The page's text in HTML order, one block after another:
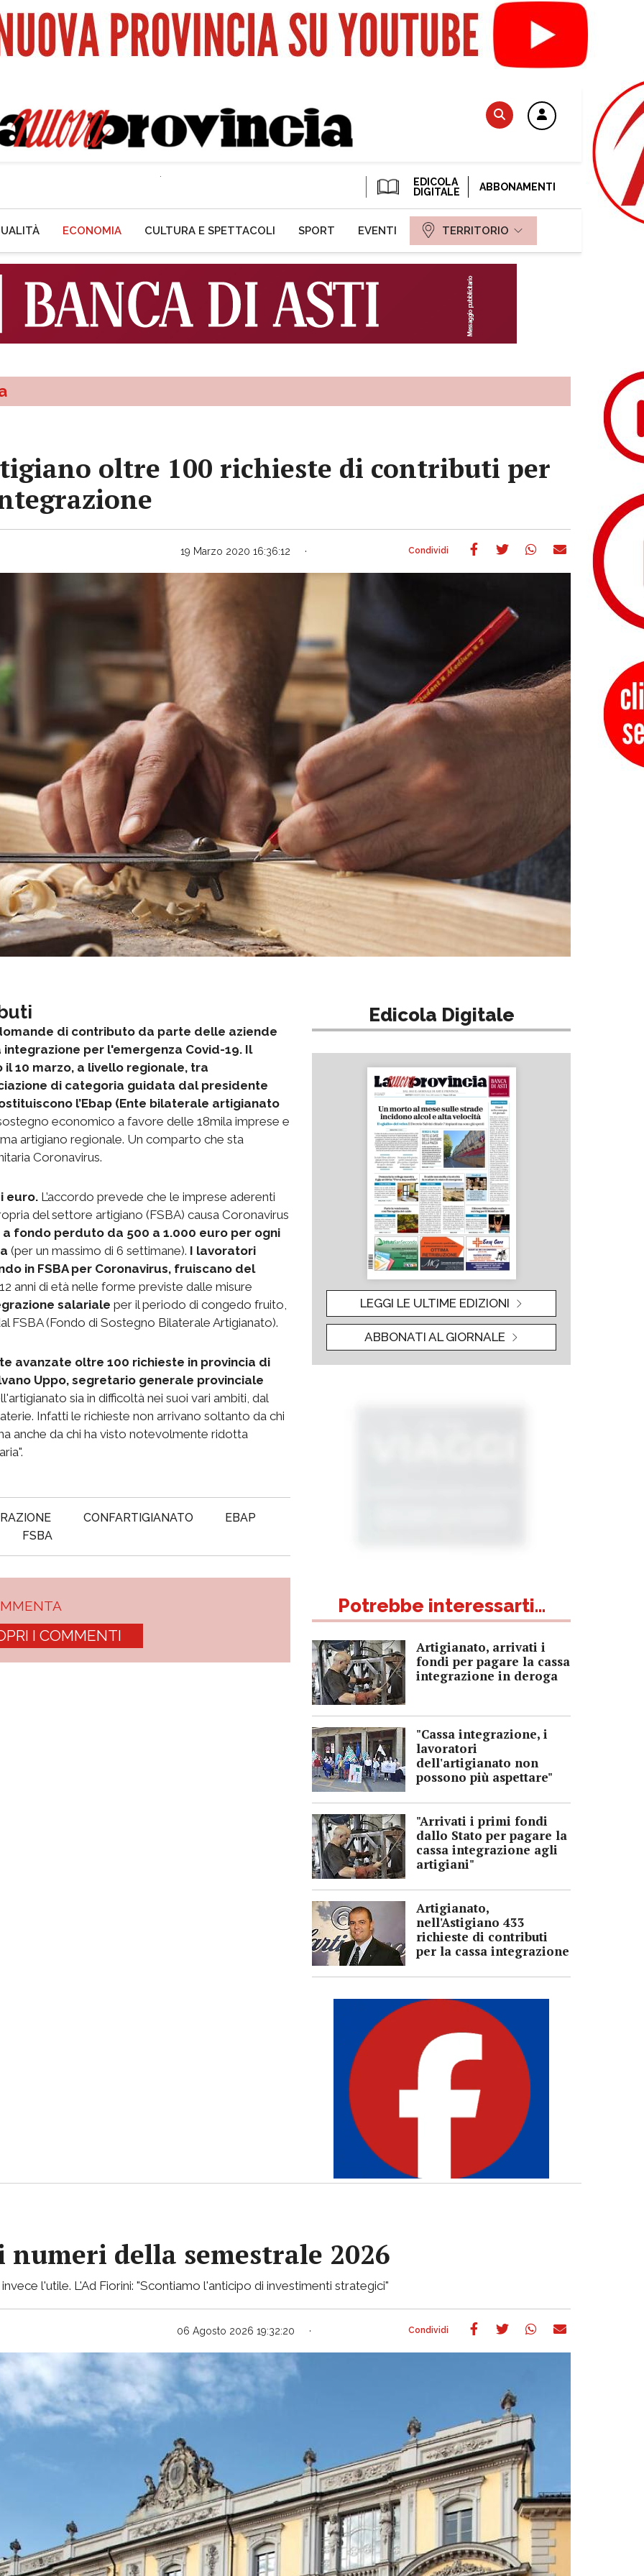
EDICOLA
DIGITALE
ABBONAMENTI
ECONOMIA CULTURA E SPETTACOLI SPORT EVENTI TERRITORIO
oltre 100 richieste di contributi per
19 Marzo 2020 16:36:12
di contributo da parte delle aziende
per l'emergenza Covid-19. Il
10 marzo, a livello regionale, tra
di categoria guidata dal presidente
l’Ebap (Ente bilaterale artigianato
economico a favore delle 18mila imprese e
artigiano regionale. Un comparto che sta
Coronavirus.
euro. L’accordo prevede che le imprese aderenti
del settore artigiano (FSBA) causa Coronavirus
fondo perduto da 500 a 1.000 euro per ogni
(per un massimo di 6 settimane). I lavoratori
in FSBA per Coronavirus, fruiscano del
anni di età nelle forme previste dalle misure
salariale per il periodo di congedo fruito,
FSBA (Fondo di Sostegno Bilaterale Artigianato).
avanzate oltre 100 richieste in provincia di
Uppo, segretario generale provinciale
sia in difficoltà nei suoi vari ambiti, dal
Infatti le richieste non arrivano soltanto da chi
anche da chi ha visto notevolmente ridotta
CONFARTIGIANATO
EBAP
FSBA
I COMMENTI
Edicola Digitale
LEGGI LE ULTIME EDIZIONI
ABBONATI AL GIORNALE
Potrebbe interessarti...
Artigianato, arrivati i
fondi per pagare la cassa
integrazione in deroga
"Cassa integrazione, i
lavoratori
dell'artigianato non
possono più aspettare"
"Arrivati i primi fondi
dallo Stato per pagare la
cassa integrazione agli
artigiani"
Artigianato,
nell'Astigiano 433
richieste di contributi
per la cassa integrazione
numeri della semestrale 2026
l'utile. L'Ad Fiorini: "Scontiamo l'anticipo di investimenti strategici"
06 Agosto 2026 19:32:20